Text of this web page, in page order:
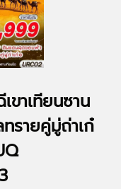
ขาเทียนซาน
รายคู่มู่ถ่าเก๋